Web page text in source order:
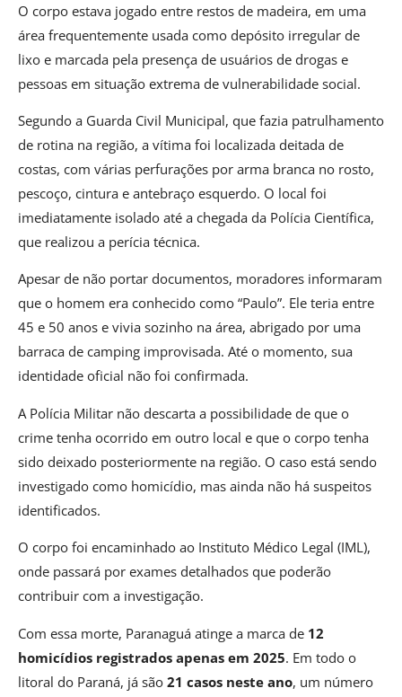
O corpo estava jogado entre restos de madeira, em uma
área frequentemente usada como depósito irregular de
lixo e marcada pela presença de usuários de drogas e
pessoas em situação extrema de vulnerabilidade social.
Segundo a Guarda Civil Municipal, que fazia patrulhamento
de rotina na região, a vítima foi localizada deitada de
costas, com várias perfurações por arma branca no rosto,
pescoço, cintura e antebraço esquerdo. O local foi
imediatamente isolado até a chegada da Polícia Científica,
que realizou a perícia técnica.
Apesar de não portar documentos, moradores informaram
que o homem era conhecido como “Paulo”. Ele teria entre
45 e 50 anos e vivia sozinho na área, abrigado por uma
barraca de camping improvisada. Até o momento, sua
identidade oficial não foi confirmada.
A Polícia Militar não descarta a possibilidade de que o
crime tenha ocorrido em outro local e que o corpo tenha
sido deixado posteriormente na região. O caso está sendo
investigado como homicídio, mas ainda não há suspeitos
identificados.
O corpo foi encaminhado ao Instituto Médico Legal (IML),
onde passará por exames detalhados que poderão
contribuir com a investigação.
Com essa morte, Paranaguá atinge a marca de 12
homicídios registrados apenas em 2025. Em todo o
litoral do Paraná, já são 21 casos neste ano, um número